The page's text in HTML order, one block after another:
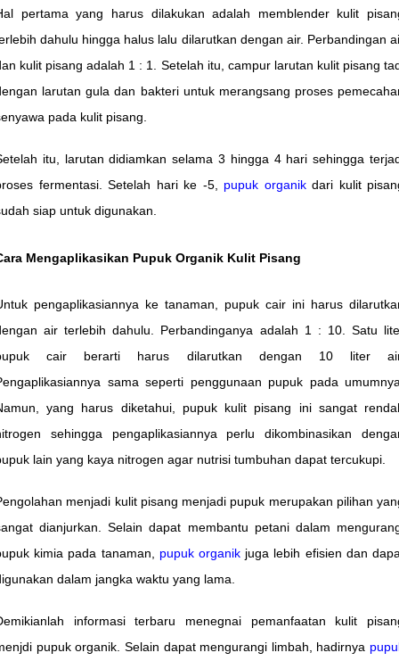
pertama yang harus dilakukan adalah memblender kulit
dahulu hingga halus lalu dilarutkan dengan air. Perbandingan
kulit pisang adalah 1 : 1. Setelah itu, campur larutan kulit pisang
larutan gula dan bakteri untuk merangsang proses
pada kulit pisang.
itu, larutan didiamkan selama 3 hingga 4 hari sehingga
fermentasi. Setelah hari ke -5, pupuk organikdari kulit
siap untuk digunakan.
Mengaplikasikan Pupuk Organik Kulit Pisang
pengaplikasiannya ke tanaman, pupuk cair ini harus
air terlebih dahulu. Perbandinganya adalah 1 : 10. Satu
cair berarti harus dilarutkan dengan 10 liter
sama seperti penggunaan pupuk pada umumnya.
yang harus diketahui, pupuk kulit pisang ini sangat
sehingga pengaplikasiannya perlu dikombinasikan
lain yang kaya nitrogen agar nutrisi tumbuhan dapat tercukupi.
menjadi kulit pisang menjadi pupuk merupakan pilihan
dianjurkan. Selain dapat membantu petani dalam
kimia pada tanaman, pupuk organik juga lebih efisien dan
dalam jangka waktu yang lama.
informasi terbaru menegnai pemanfaatan kulit
pupuk organik. Selain dapat mengurangi limbah, hadirnya